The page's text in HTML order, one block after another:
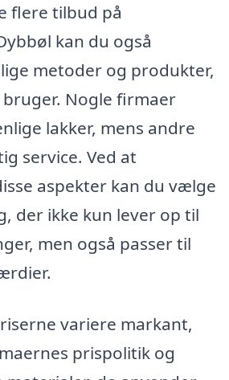
flere tilbud på
kan du også
metoder og produkter,
Nogle firmaer
lakker, mens andre
service. Ved at
aspekter kan du vælge
der ikke kun lever op til
men også passer til
variere markant,
prispolitik og